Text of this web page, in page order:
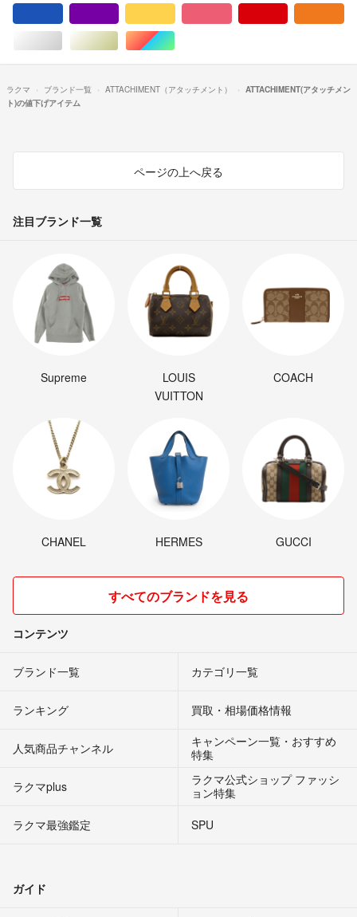
シルバー/銀色系ゴールド/金色系マルチカラー
ラクマ ブランド一覧 ATTACHIMENT（アタッチメント）
ATTACHIMENT(アタッチメン
ト)の値下げアイテム
ページの上へ戻る
注目ブランド一覧
Supreme
LOUIS
VUITTON
COACH
CHANEL HERMES GUCCI
すべてのブランドを見る
コンテンツ
ブランド一覧 カテゴリ一覧
ランキング 買取・相場価格情報
人気商品チャンネル
キャンペーン一覧・おすすめ
特集
ラクマplus
ラクマ公式ショップ ファッシ
ョン特集
ラクマ最強鑑定
SPU
ガイド